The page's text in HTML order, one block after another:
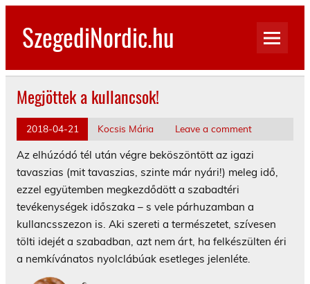
Skip
contentSzegediNordic.hu
Megjöttek a kullancsok!
2018-04-21 Kocsis Mária Leave a comment
Az elhúzódó tél után végre beköszöntött az igazi
tavaszias (mit tavaszias, szinte már nyári!) meleg idő,
ezzel együtemben megkezdődött a szabadtéri
tevékenységek időszaka – s vele párhuzamban a
kullancsszezon is. Aki szereti a természetet, szívesen
tölti idejét a szabadban, azt nem árt, ha felkészülten éri
a nemkívánatos nyolclábúak esetleges jelenléte.